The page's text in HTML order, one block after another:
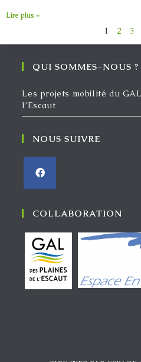
Lire plus »
1 2 3
QUI SOMMES-NOUS ?
Les projets mobilité du
l’Escaut
NOUS SUIVRE
COLLABORATION